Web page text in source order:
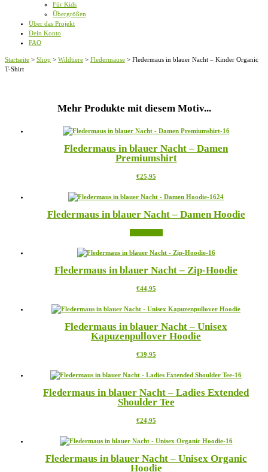
Für Kids
Übergrößen
Über das Projekt
Dein Konto
FAQ
Startseite > Shop > Wildtiere > Fledermäuse > Fledermaus in blauer Nacht – Kinder Organic
T-Shirt
Mehr Produkte mit diesem Motiv...
Fledermaus in blauer Nacht – Damen
Premiumshirt
€25,95Dieses
weist
Varianten
können
der
gewählt
Fledermaus in blauer Nacht – Damen Hoodie
Fledermaus in blauer Nacht – Zip-Hoodie
€44,95Dieses
weist
Varianten
auf.
Optionen
auf
Produktseite
gewählt
Fledermaus in blauer Nacht – Unisex
Kapuzenpullover Hoodie
€39,95Dieses
weist
Varianten
auf.
Optionen
auf
Produktseite
gewählt
Fledermaus in blauer Nacht – Ladies Extended
Shoulder Tee
€24,95Dieses
weist
Varianten
auf.
Fledermaus in blauer Nacht – Unisex Organic
Hoodie